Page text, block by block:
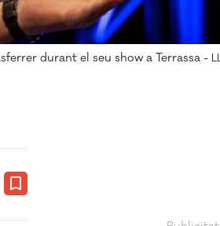
durant el seu show a Terrassa -
Email